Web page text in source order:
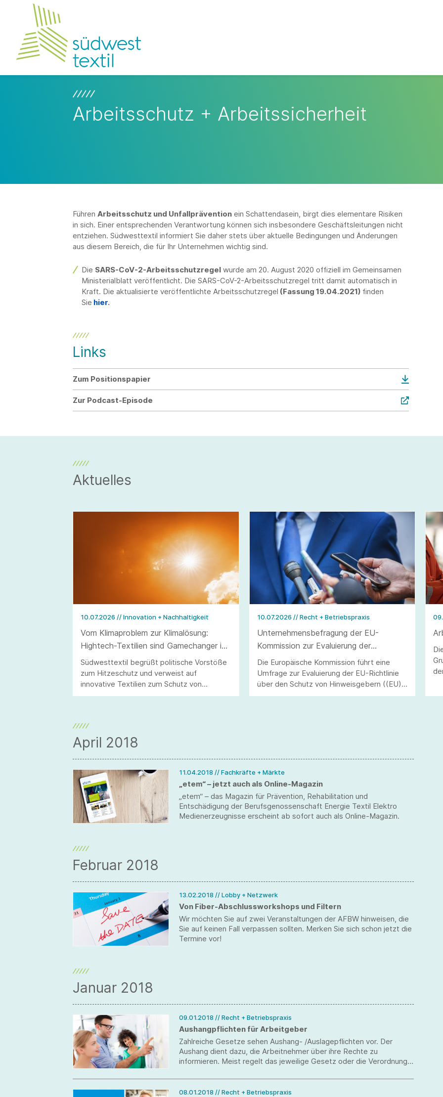
Arbeitsschutz + Arbeitssicherheit
Führen Arbeitsschutz und Unfallprävention ein Schattendasein, birgt dies elementare Risiken
in sich. Einer entsprechenden Verantwortung können sich insbesondere Geschäftsleitungen nicht
entziehen. Südwesttextil informiert Sie daher stets über aktuelle Bedingungen und Änderungen
aus diesem Bereich, die für Ihr Unternehmen wichtig sind.
Die SARS-CoV-2-Arbeitsschutzregel wurde am 20. August 2020 offiziell im Gemeinsamen
Ministerialblatt veröffentlicht. Die SARS-CoV-2-Arbeitsschutzregel tritt damit automatisch in
Kraft. Die aktualisierte veröffentlichte Arbeitsschutzregel (Fassung 19.04.2021) finden
Sie hier.
Links
Zum Positionspapier
Zur Podcast-Episode
Aktuelles
10.07.2026 // Innovation + Nachhaltigkeit
Vom Klimaproblem zur Klimalösung:
Hightech-Textilien sind Gamechanger in
der Hitzewelle
Südwesttextil begrüßt politische Vorstöße
zum Hitzeschutz und verweist auf
innovative Textilien zum Schutz von
Mensch, Infrastruktur und
10.07.2026 // Recht + Betriebspraxis
Unternehmensbefragung der EU-
Kommission zur Evaluierung der
Hinweisgeberschutz-Richtlinie
Die Europäische Kommission führt eine
Umfrage zur Evaluierung der EU-Richtlinie
über den Schutz von Hinweisgebern ((EU)
2019/1937) durch. Ziel ist die Erfassung
April 2018
11.04.2018 // Fachkräfte + Märkte
„etem“ – jetzt auch als Online-Magazin
„etem“ – das Magazin für Prävention, Rehabilitation und
Entschädigung der Berufsgenossenschaft Energie Textil Elektro
Medienerzeugnisse erscheint ab sofort auch als Online-Magazin.
Februar 2018
13.02.2018 // Lobby + Netzwerk
Von Fiber-Abschlussworkshops und Filtern
Wir möchten Sie auf zwei Veranstaltungen der AFBW hinweisen, die
Sie auf keinen Fall verpassen sollten. Merken Sie sich schon jetzt die
Termine vor!
Januar 2018
09.01.2018 // Recht + Betriebspraxis
Aushangpflichten für Arbeitgeber
Zahlreiche Gesetze sehen Aushang- /Auslagepflichten vor. Der
Aushang dient dazu, die Arbeitnehmer über ihre Rechte zu
informieren. Meist regelt das jeweilige Gesetz oder die Verordnung
Arbeitnehmern zur Kenntnis zu bringen ist.
08.01.2018 // Recht + Betriebspraxis